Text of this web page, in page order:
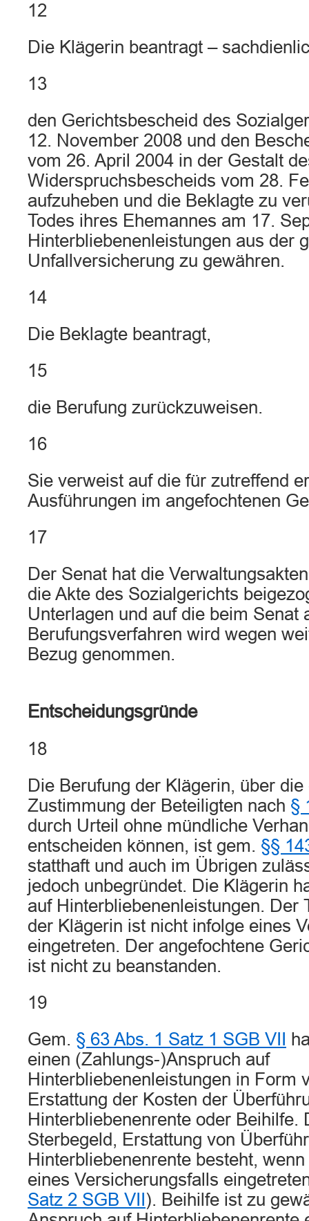
12
Die Klägerin beantragt –
13
den Gerichtsbescheid des
12. November 2008 und den
vom 26. April 2004 in der Gestalt
Widerspruchsbescheids vom 28.
aufzuheben und die Beklagte zu
Todes ihres Ehemannes am 17.
Hinterbliebenenleistungen aus der
Unfallversicherung zu gewähren.
14
Die Beklagte beantragt,
15
die Berufung zurückzuweisen.
16
Sie verweist auf die für zutreffend
Ausführungen im angefochtenen
17
Der Senat hat die
die Akte des Sozialgerichts
Unterlagen und auf die beim Senat
Berufungsverfahren wird wegen
Bezug genommen.
Entscheidungsgründe
18
Die Berufung der Klägerin, über
Zustimmung der Beteiligten nach §
durch Urteil ohne mündliche
entscheiden können, ist gem. §§
statthaft und auch im Übrigen
jedoch unbegründet. Die Klägerin
auf Hinterbliebenenleistungen. Der
der Klägerin ist nicht infolge eines
eingetreten. Der angefochtene
ist nicht zu beanstanden.
19
Gem. § 63 Abs. 1 Satz 1 SGB VII
einen (Zahlungs-)Anspruch auf
Hinterbliebenenleistungen in Form
Erstattung der Kosten der
Hinterbliebenenrente oder Beihilfe.
Sterbegeld, Erstattung von
Hinterbliebenenrente besteht,
eines Versicherungsfalls
Satz 2 SGB VII ). Beihilfe ist zu